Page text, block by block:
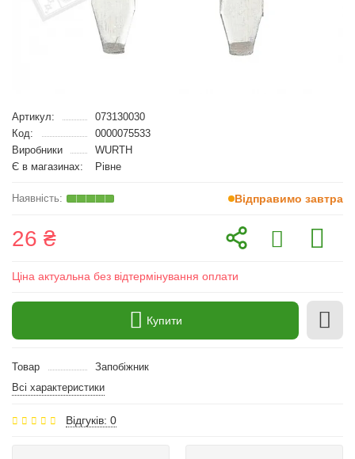
Артикул:
073130030
Код:
0000075533
Виробники
WURTH
Є в магазинах:
Рівне
Відправимо завтра
26 ₴
Ціна актуальна без відтермінування оплати
Купити
Товар
Запобіжник
Всі характеристики
Відгуків: 0